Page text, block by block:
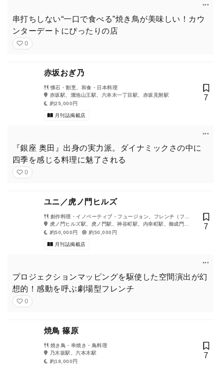
串打ちしない“一口で食べる”焼き鳥が美味しい！カウ
ンターデートにぴったりの店
0
赤坂おぎ乃
懐石・割烹、和食・日本料理
赤坂駅、溜池山王駅、六本木一丁目駅、赤坂見附駅
約25,000円
月刊誌掲載店
7
『銀座 奥田』出身の実力派。ダイナミックさの中に
四季を感じる料理に魅了される
0
ユニ／虎ノ門ヒルズ
創作料理・イノベーティブ・フュージョン、フレンチ（フラ
ンス料理）
虎ノ門ヒルズ駅、虎ノ門駅、神谷町駅、内幸町駅、御成門
駅、霞ヶ関駅
約50,000円 約50,000円
月刊誌掲載店
7
プロジェクションマッピングを駆使した空間演出が幻
想的！感動を呼ぶ劇場型フレンチ
0
焼鳥 篠原
焼き鳥・串焼き・鳥料理
乃木坂駅、六本木駅
約18,000円
7